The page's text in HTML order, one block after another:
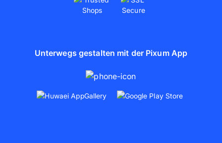
Unterwegs gestalten mit der Pixum App